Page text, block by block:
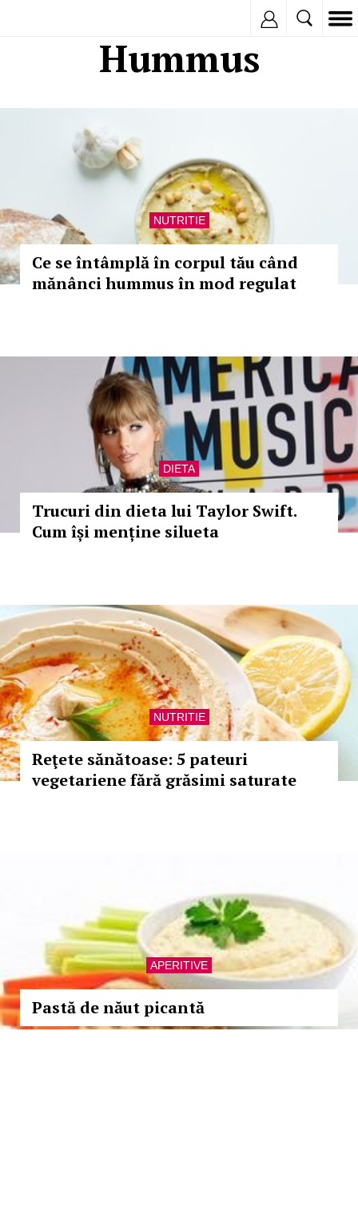
Hummus
NUTRITIE
Ce se întâmplă în corpul tău când
mănânci hummus în mod regulat
DIETA
Trucuri din dieta lui Taylor Swift.
Cum își menține silueta
NUTRITIE
Reţete sănătoase: 5 pateuri
vegetariene fără grăsimi saturate
APERITIVE
Pastă de năut picantă